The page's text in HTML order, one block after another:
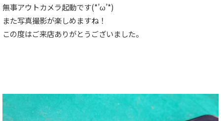
無事アウトカメラ起動です(*’ω’*)
また写真撮影が楽しめますね！
この度はご来店ありがとうございました。